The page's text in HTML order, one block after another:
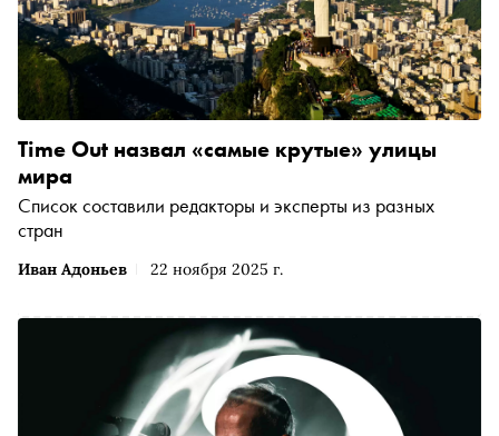
Иван Адоньев 22 ноября 2025 г.
Time Out назвал «самые крутые» улицы
мира
Список составили редакторы и эксперты из разных
стран